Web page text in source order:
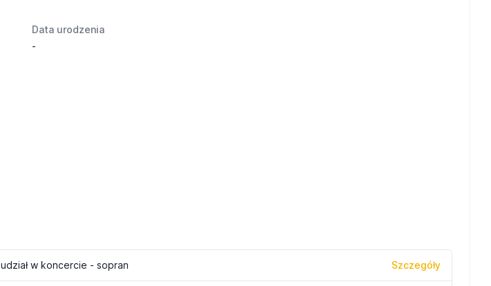
Data urodzenia
-
udział w koncercie - sopran Szczegóły